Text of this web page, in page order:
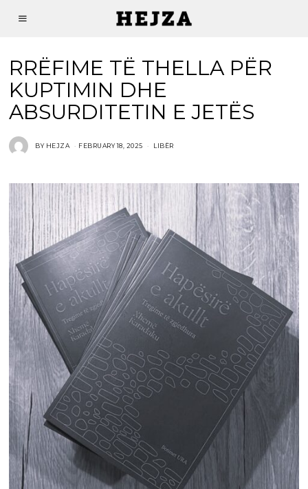
RRËFIME TË THELLA PËR
KUPTIMIN DHE
ABSURDITETIN E JETËS
BY HEJZA FEBRUARY 18, 2025 LIBËR